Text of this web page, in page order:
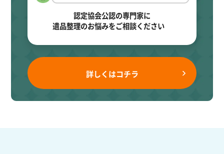
認定協会公認の専門家に
遺品整理のお悩みをご相談ください
詳しくはコチラ